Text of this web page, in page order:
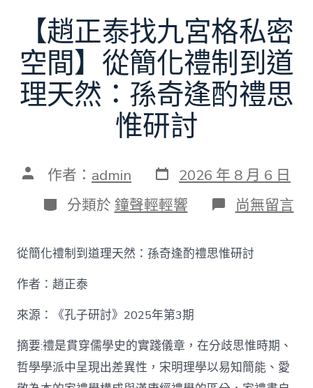
【趙正泰找九宮格私密
空間】從簡化禮制到道
理天然：孫奇逢酌禮思
惟研討
文 作者： admin 發
表
日
期
2026 年 8 月 6 日
分
類
分類於 鐘聲輕輕響 在
〈【趙
泰
找
空
間】
從
尚無留言
從簡化禮制到道理天然：孫奇逢酌禮思惟研討
作者：趙正泰
來源：《孔子研討》2025年第3期
摘要:禮是貫穿儒學史的實踐儀章，在分歧思惟時期、
哲學學派中呈現出差異性，宋明理學以易知簡能、愛